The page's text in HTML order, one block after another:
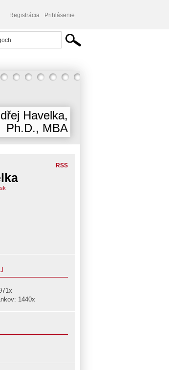
Registrácia Prihlásenie
Havelka,
Ph.D., MBA
RSS
1440x